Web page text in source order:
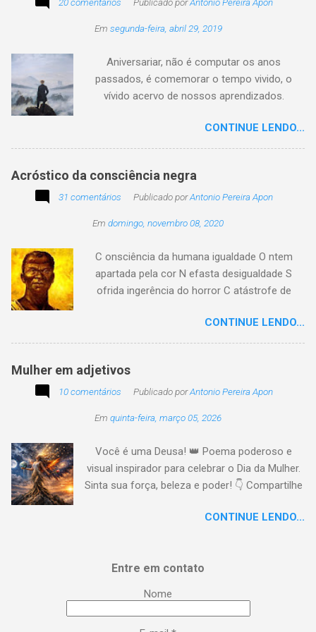
de quem o usa. Se você encontrar este texto
creditado a outros nomes, ajude-nos a
compartilhando o crédito correto.
20 comentários Publicado porAntonio Pereira Apon
Em segunda-feira, abril 29, 2019
Aniversariar, não é computar os anos
passados, é comemorar o tempo vivido, o
vívido acervo de nossos aprendizados.
existir. Há quem simplesmente assista o tempo
e a vida passarem. Mas, há também quem
apenas passe alheio a tudo, tem quem aprenda
com o passar... Eu tenho aprendido:
CONTINUE LENDO...
Acróstico da consciência negra
31 comentários Publicado porAntonio Pereira Apon
Em domingo, novembro 08, 2020
C onsciência da humana igualdade O ntem
apartada pela cor N efasta desigualdade S
ofrida ingerência do horror C atástrofe de
tempo o preito N egritude sempre linda C ultura
multicolor I rmanados na cidadania A gentes
CONTINUE LENDO...
Mulher em adjetivos
10 comentários Publicado porAntonio Pereira Apon
Em quinta-feira, março 05, 2026
Você é uma Deusa! 👑 Poema poderoso e
visual inspirador para celebrar o Dia da Mulher.
Sinta sua força, beleza e poder! 👇 Compartilhe
arrepios! 👇 Este poema/música é uma
capturar a essência da mulher em todas as
suas facetas: da força de uma guerreira à
delicadeza de uma musa, da inteligência
CONTINUE LENDO...
Entre em contato
Nome